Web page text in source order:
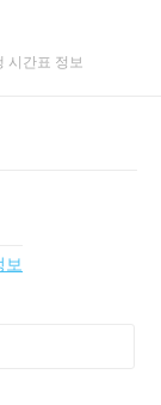
시간표 정보
보